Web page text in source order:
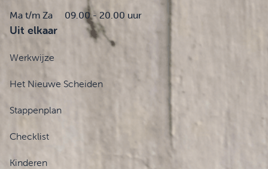
Ma t/m Za 09.00 - 20.00 uur
Uit elkaar
Werkwijze
Het Nieuwe Scheiden
Stappenplan
Checklist
Kinderen